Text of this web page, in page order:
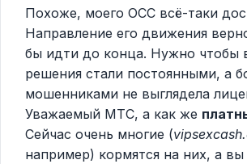
Похоже, моего ОСС всё-таки
Направление его движения
бы идти до конца. Нужно чтобы
решения стали постоянными, а
мошенниками не выглядела
Уважаемый МТС, а как же
Сейчас очень многие (
например) кормятся на них, а